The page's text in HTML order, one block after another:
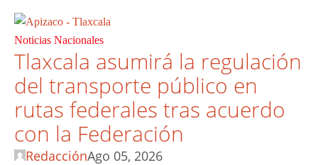
Noticias Nacionales
Tlaxcala asumirá la regulación
del transporte público en
rutas federales tras acuerdo
con la Federación
RedacciónAgo 05, 2026